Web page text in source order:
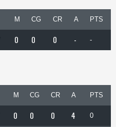
M CG CR A PTS
0 0 0 - -
M CG CR A PTS
0 0 0 4 0